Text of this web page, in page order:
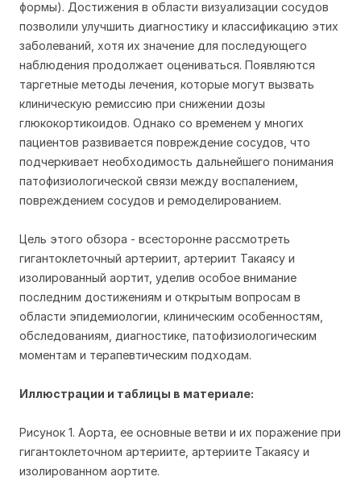
формы). Достижения в области визуализации сосудов
позволили улучшить диагностику и классификацию этих
заболеваний, хотя их значение для последующего
наблюдения продолжает оцениваться. Появляются
таргетные методы лечения, которые могут вызвать
клиническую ремиссию при снижении дозы
глюкокортикоидов. Однако со временем у многих
пациентов развивается повреждение сосудов, что
подчеркивает необходимость дальнейшего понимания
патофизиологической связи между воспалением,
повреждением сосудов и ремоделированием.
Цель этого обзора - всесторонне рассмотреть
гигантоклеточный артериит, артериит Такаясу и
изолированный аортит, уделив особое внимание
последним достижениям и открытым вопросам в
области эпидемиологии, клиническим особенностям,
обследованиям, диагностике, патофизиологическим
моментам и терапевтическим подходам.
Иллюстрации и таблицы в материале:
Рисунок 1. Аорта, ее основные ветви и их поражение при
гигантоклеточном артериите, артериите Такаясу и
изолированном аортите.